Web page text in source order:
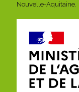
Nouvelle-Aquitaine.